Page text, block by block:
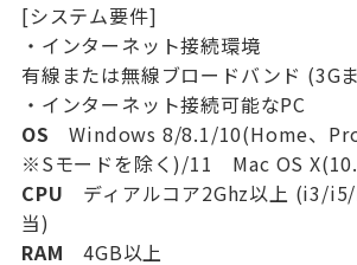
[システム要件]
・インターネット接続環境
有線または無線ブロードバンド (3G
・インターネット接続可能なPC
OS Windows 8/8.1/10(Home、
※Sモードを除く)/11 Mac OS
CPU ディアルコア2Ghz以上 (i3/
当)
RAM 4GB以上